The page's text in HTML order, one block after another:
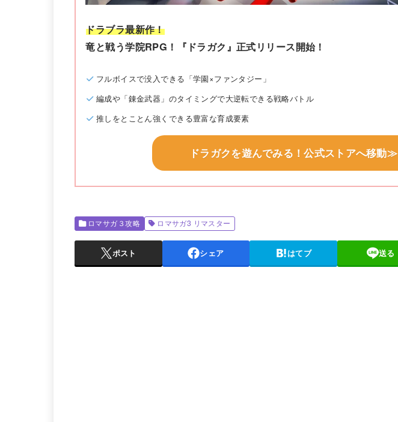
ドラブラ最新作！
竜と戦う学院RPG！『ドラガク』正式リリース開始！
フルボイスで没入できる「学園×ファンタジー」
編成や「錬金武器」のタイミングで大逆転できる戦略バトル
推しをとことん強くできる豊富な育成要素
ドラガクを遊んでみる！公式ストアへ移動≫
ロマサガ３攻略 ロマサガ3 リマスター
ポスト シェア はてブ 送る